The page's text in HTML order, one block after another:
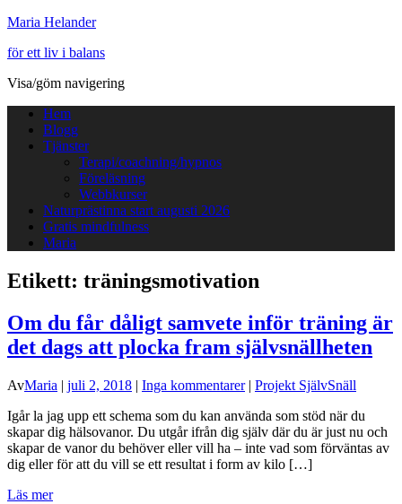
Maria Helander
för ett liv i balans
Visa/göm navigering
Hem
Blogg
Tjänster
Terapi/coachning/hypnos
Föreläsning
Webbkurser
Naturprästinna start augusti 2026
Gratis mindfulness
Maria
Etikett: träningsmotivation
Om du får dåligt samvete inför träning är
det dags att plocka fram självsnällheten
AvMaria | juli 2, 2018 | Inga kommentarer| Projekt SjälvSnäll
Igår la jag upp ett schema som du kan använda som stöd när du
skapar dig hälsovanor. Du utgår ifrån dig själv där du är just nu och
skapar de vanor du behöver eller vill ha – inte vad som förväntas av
dig eller för att du vill se ett resultat i form av kilo […]
Läs mer